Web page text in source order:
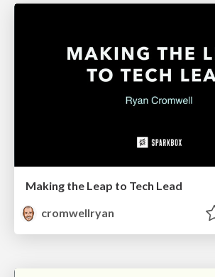
Making the Leap to Tech Lead
cromwellryan